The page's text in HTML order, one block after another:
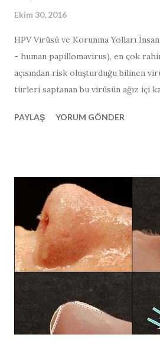
Ekim 30, 2016
HPV Virüsü ve Korunma Yolları
- human papillomavirus​), en çok
açısından risk oluşturduğu bilinen
türleri saptanan bu virüsün ağız içi
ilişkili lezyonların çoğu iyi huyludur
neden olan papilloma virüsleri, toplu
virüs ya da HPV (human
adlandırılır. HPV virüsleri,
yüksek riskli (HR) ve düşük riskli
ayrılır. HPV virüsleri daha çok
bulaşır. İnsanlarda en sık düşük riskli
virüsü enfeksiyonları görülür ve
asemptomatiktir. Papillomavirüs
histonları ile dekore edilmiş ...
PAYLAŞ YORUM GÖNDER